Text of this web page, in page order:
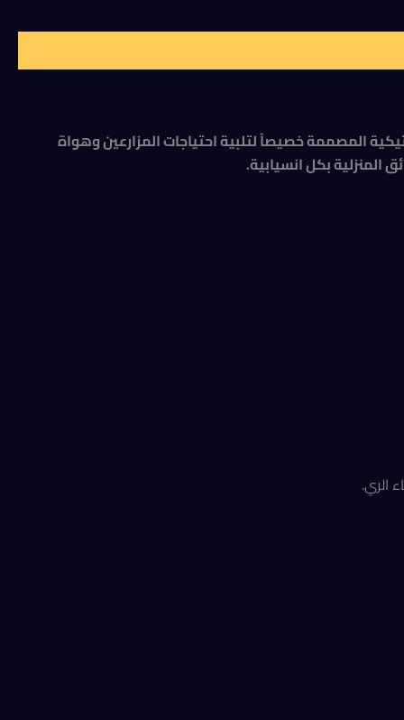
البلاستيكية المصممة خصيصاً لتلبية احتياجات المزارعين وهواة
المنزلية بكل انسيابية.
الري.